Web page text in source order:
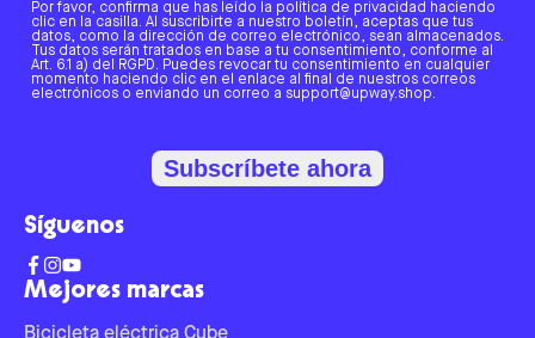
Mejores marcas
Por favor, confirma que has leído la política de privacidad haciendo
clic en la casilla. Al suscribirte a nuestro boletín, aceptas que tus
datos, como la dirección de correo electrónico, sean almacenados.
Tus datos serán tratados en base a tu consentimiento, conforme al
Art. 6.1 a) del RGPD. Puedes revocar tu consentimiento en cualquier
momento haciendo clic en el enlace al final de nuestros correos
electrónicos o enviando un correo a support@upway.shop.
Subscríbete ahora
Síguenos